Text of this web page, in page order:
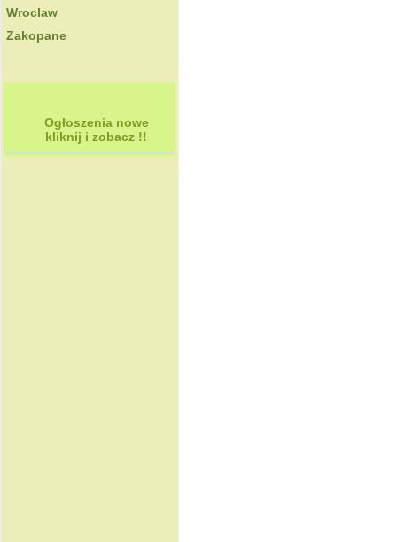
Wroclaw
Zakopane
Ogłoszenia nowe
kliknij i zobacz !!